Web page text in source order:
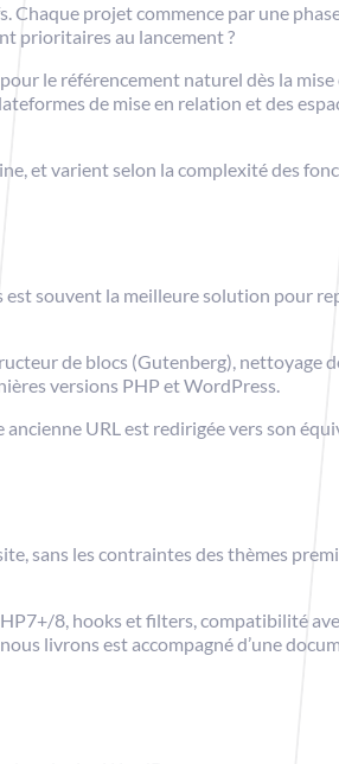
projet commence par une
prioritaires au lancement ?
le référencement naturel dès la mise
de mise en relation et des
et varient selon la complexité des
souvent la meilleure solution pour
de blocs (Gutenberg), nettoyage
versions PHP et WordPress.
URL est redirigée vers son
sans les contraintes des thèmes
8, hooks et filters, compatibilité
livrons est accompagné d’une